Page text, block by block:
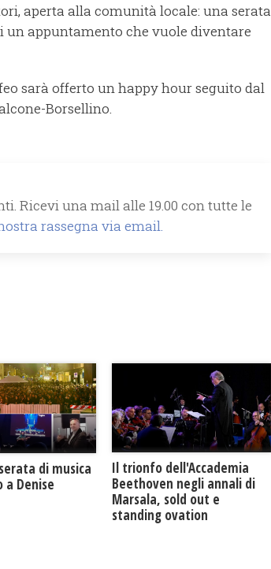
aperta alla comunità locale: una serata
un appuntamento che vuole diventare
sarà offerto un happy hour seguito dal
Borsellino.
Ricevi una mail alle 19.00 con tutte le
rassegna via email.
di musica
a Denise
Il trionfo dell'Accademia
Beethoven negli annali di
Marsala, sold out e
standing ovation